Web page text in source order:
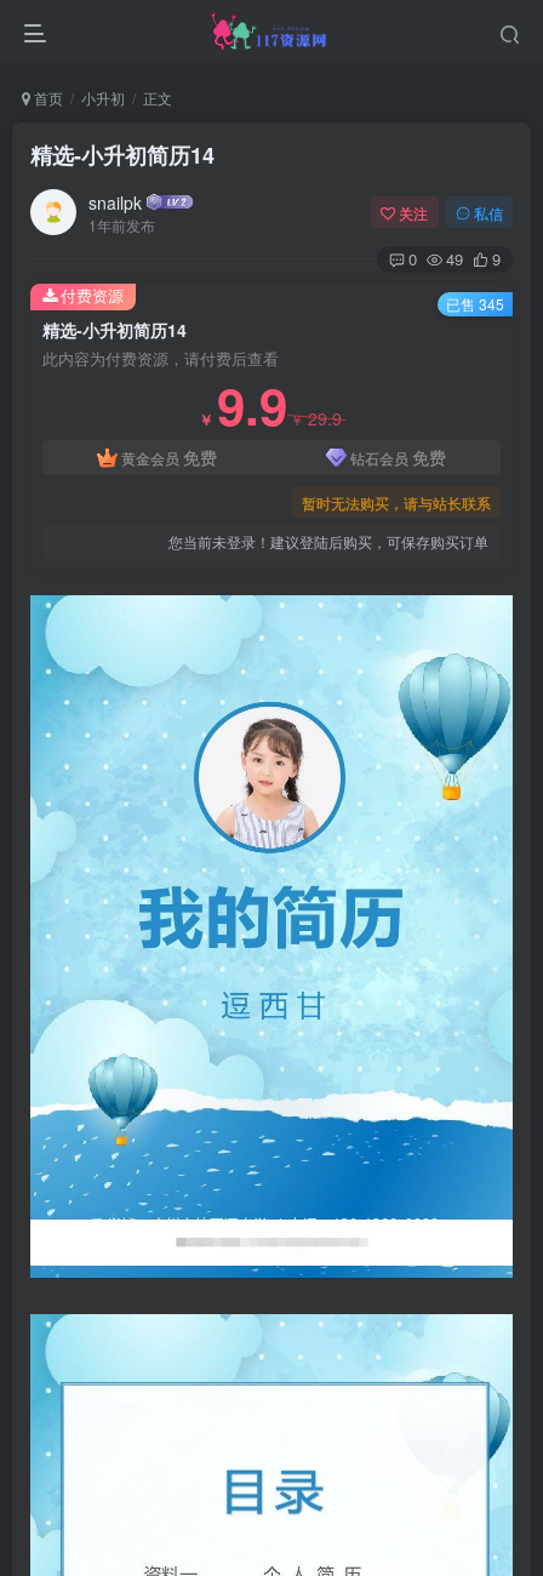
首页 小升初 正文
精选-小升初简历14
snailpk
1年前发布
关注 私信
0 49 9
精选-小升初简历14
此内容为付费资源，请付费后查看
￥ 9.9￥29.9
黄金会员 免费 钻石会员 免费
暂时无法购买，请与站长联系
您当前未登录！建议登陆后购买，可保存购买订单
付费资源 已售 345